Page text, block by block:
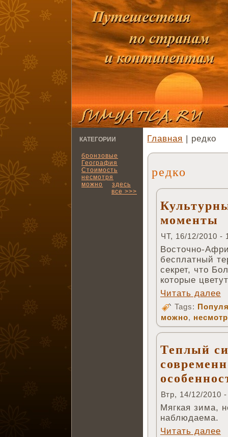
КАТЕГОРИИ
бронзовые
География
Стоимость
несмотря
можно
здесь
все >>>
Главная | редко
редко
моменты
ЧТ, 16/12/2010 -
Восточно-
бесплатный
секрет, что
которые
Читать далее
Tags:
можно,
Теплый
Втр, 14/12/2010
Мягкая зима,
наблюдаема.
Читать далее